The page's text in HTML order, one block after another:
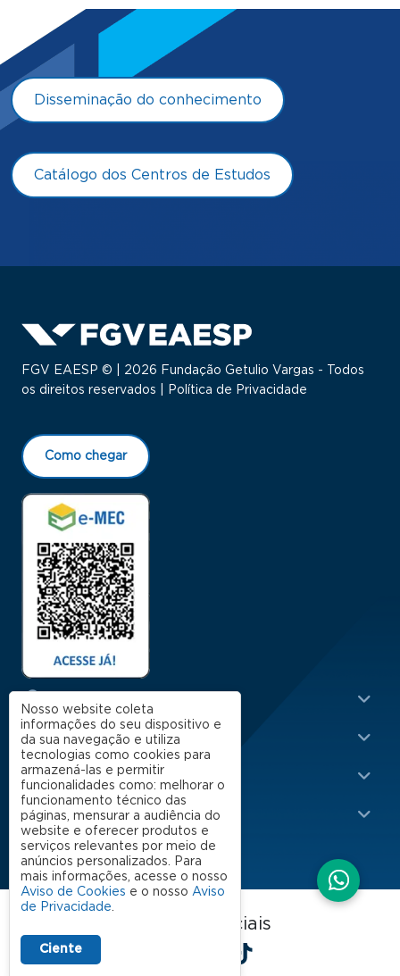
Disseminação do conhecimento
Catálogo dos Centros de Estudos
FGV EAESP © | 2026 Fundação Getulio Vargas - Todos
os direitos reservados |
Política de Privacidade
Como chegar
Menu Rodapé 1
Cursos
Escola
Rodapé 2
Apoio
Impacto
FGV EAESP nas redes sociais
LinkedIn
Facebook
Instagram
YouTube
Spotify
Nosso website coleta
informações do seu dispositivo e
da sua navegação e utiliza
tecnologias como cookies para
armazená-las e permitir
funcionalidades como: melhorar o
funcionamento técnico das
páginas, mensurar a audiência do
website e oferecer produtos e
serviços relevantes por meio de
anúncios personalizados. Para
mais informações, acesse o nosso
Aviso de Cookies e o nosso Aviso
de Privacidade.
Ciente